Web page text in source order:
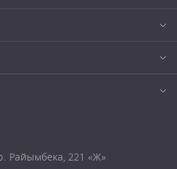
Райымбека, 221 «Ж»